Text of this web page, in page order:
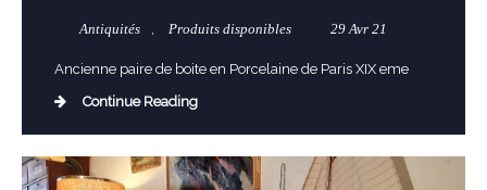
Antiquités Produits disponibles 29 Avr 21
Ancienne paire de boite en Porcelaine de Paris XIX eme
Continue Reading